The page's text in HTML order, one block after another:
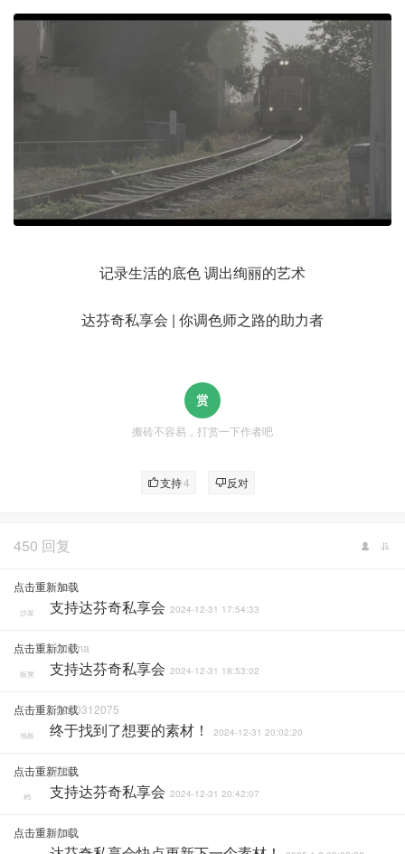
记录生活的底色 调出绚丽的艺术
达芬奇私享会 | 你调色师之路的助力者
搬砖不容易，打赏一下作者吧
支持4 反对
450 回复
点击重新加载
Ethan
沙发 支持达芬奇私享会 2024-12-31 17:54:33
点击重新加载
Toddma
板凳 支持达芬奇私享会 2024-12-31 18:53:02
点击重新加载15270312075
地板 终于找到了想要的素材！ 2024-12-31 20:02:20
点击重新加载
拾园
#5 支持达芬奇私享会 2024-12-31 20:42:07
点击重新加载
Sddd